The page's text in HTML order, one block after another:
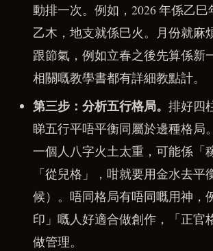
動排一次。例如，2026 年係乙
乙木，地支就係巳火。月份就麻
跟節氣，例如立春之後先算係新
相關嘅教學書都有詳細教點計。
第三步：分析五行格局。 排好四
睇五行平唔平衡同屬於邊種格局
一個人八字火土太重，可能係「
「從兒格」，咁就要用金水去平
候）。唔同格局有唔同嘅用神，
印」嘅人好適合做創作，「正官
做管理。